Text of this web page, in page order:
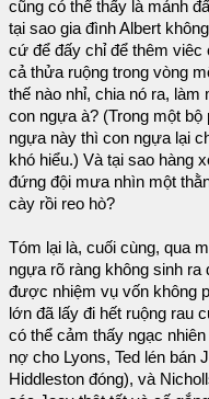
cũng có thể thấy là mảnh
tại sao gia đình Albert
cứ để đấy chỉ để thêm viêc
cả thửa ruộng trong vòng
thế nào nhỉ, chia nó ra,
con ngựa à? (Trong một
ngựa này thì con ngựa lại
khó hiểu.) Và tại sao hàng
đứng đội mưa nhìn một
cày rồi reo hò?
Tóm lại là, cuối cùng, qua
ngựa rõ ràng không sinh ra
được nhiệm vụ vốn không
lớn đã lấy đi hết ruộng rau
có thể cảm thấy ngạc
nợ cho Lyons, Ted lén bán
Hiddleston đóng), và